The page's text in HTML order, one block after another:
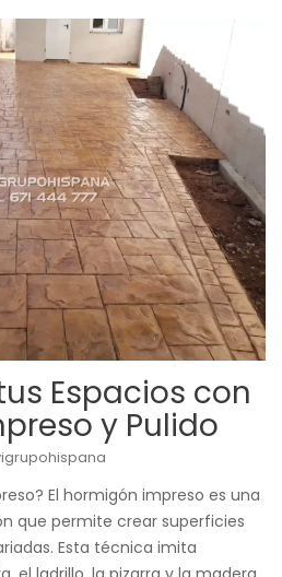
Espacios con
y Pulido
El hormigón impreso es una
que permite crear superficies
Esta técnica imita